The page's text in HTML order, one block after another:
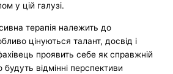
у цій галузі.
терапія належить до
цінуються талант, досвід і
проявить себе як справжній
відмінні перспективи